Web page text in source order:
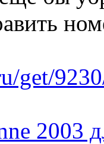
get/
2003